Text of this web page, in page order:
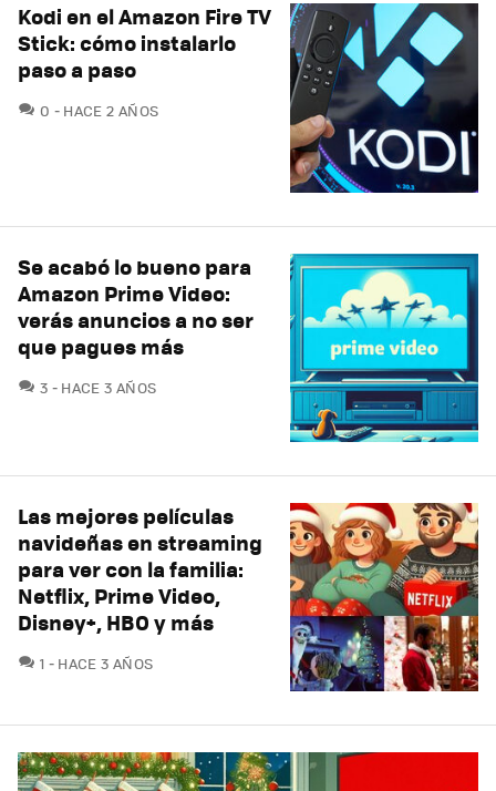
Kodi en el Amazon Fire TV
Stick: cómo instalarlo
paso a paso
0 COMENTARIOS
HACE 2 AÑOS
Se acabó lo bueno para
Amazon Prime Video:
verás anuncios a no ser
que pagues más
3 COMENTARIOS
HACE 3 AÑOS
Las mejores películas
navideñas en streaming
para ver con la familia:
Netflix, Prime Video,
Disney+, HBO y más
1 COMENTARIOS
HACE 3 AÑOS